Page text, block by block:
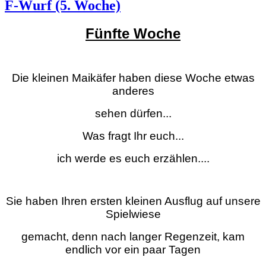
F-Wurf (5. Woche)
Fünfte Woche
Die kleinen Maikäfer haben diese Woche etwas
anderes
sehen dürfen...
Was fragt Ihr euch...
ich werde es euch erzählen....
Sie haben Ihren ersten kleinen Ausflug auf unsere
Spielwiese
gemacht, denn nach langer Regenzeit, kam
endlich vor ein paar Tagen